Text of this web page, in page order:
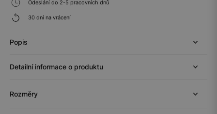
Odeslání do 2-5 pracovních dnů
30 dní na vrácení
Popis
Detailní informace o produktu
Rozměry